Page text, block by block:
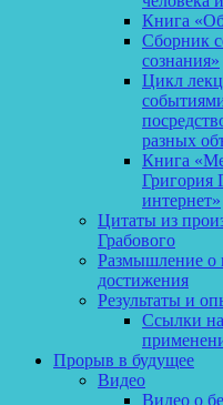
Книга
Сборник
сознания»
Цикл
разных
Книга
Григория
интернет»
Цитаты из
Грабового
Размышление о
достижения
Результаты и
Ссылки на
Прорыв в будущее
Видео
Видео о